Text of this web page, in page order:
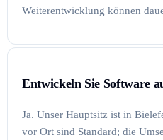
Weiterentwicklung können
Entwickeln Sie Software
Ja. Unser Hauptsitz ist in
vor Ort sind Standard; die